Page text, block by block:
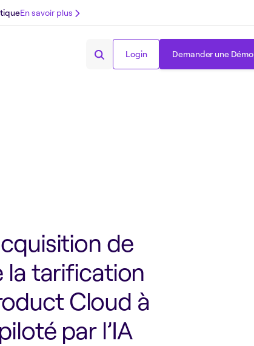
En savoir plus
Login Demander une Démo
Partager sur :
de
la tarification
Cloud à
par l’IA